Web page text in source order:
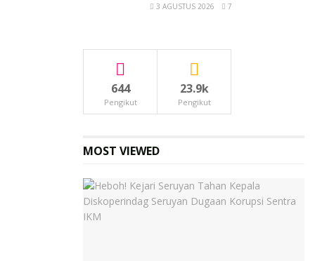
3 AGUSTUS 2026 7
644
Pengikut
23.9k
Pengikut
MOST VIEWED